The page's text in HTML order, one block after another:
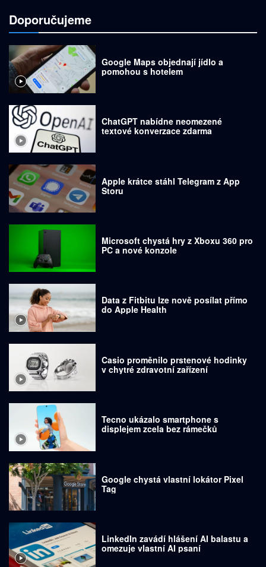
Doporučujeme
Google Maps objednají jídlo a
pomohou s hotelem
ChatGPT nabídne neomezené
textové konverzace zdarma
Apple krátce stáhl Telegram z App
Storu
Microsoft chystá hry z Xboxu 360 pro
PC a nové konzole
Data z Fitbitu lze nově posílat přímo
do Apple Health
Casio proměnilo prstenové hodinky
v chytré zdravotní zařízení
Tecno ukázalo smartphone s
displejem zcela bez rámečků
Google chystá vlastní lokátor Pixel
Tag
LinkedIn zavádí hlášení AI balastu a
omezuje vlastní AI psaní